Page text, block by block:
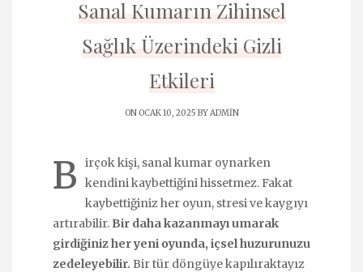
Sanal Kumarın Zihinsel
Sağlık Üzerindeki Gizli
Etkileri
ON OCAK 10, 2025 BYADMIN
B
irçok kişi, sanal kumar oynarken
kendini kaybettiğini hissetmez. Fakat
kaybettiğiniz her oyun, stresi ve kaygıyı
artırabilir. Bir daha kazanmayı umarak
girdiğiniz her yeni oyunda, içsel huzurunuzu
zedeleyebilir. Bir tür döngüye kapılıraktayız